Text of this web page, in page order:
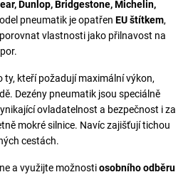
Dunlop, Bridgestone, Michelin,
pneumatik je opatřen EU štítkem,
vlastnosti jako přilnavost na
ty, kteří požadují maximální výkon,
Dezény pneumatik jsou speciálně
ovladatelnost a bezpečnost i za
mokré silnice. Navíc zajišťují tichou
cestách.
a využijte možnostiosobního odběru